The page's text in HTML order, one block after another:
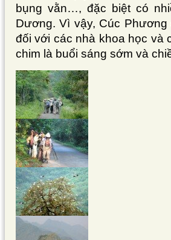
bụng vằn…, đặc biệt có
Dương. Vì vậy, Cúc
đối với các nhà khoa học và
chim là buổi sáng sớm và